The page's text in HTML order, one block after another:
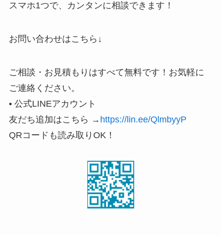
スマホ1つで、カンタンに相談できます！
お問い合わせはこちら↓
ご相談・お見積もりはすべて無料です！お気軽に
ご連絡ください。
• 公式LINEアカウント
友だち追加はこちら → https://lin.ee/QlmbyyP
QRコードも読み取りOK！